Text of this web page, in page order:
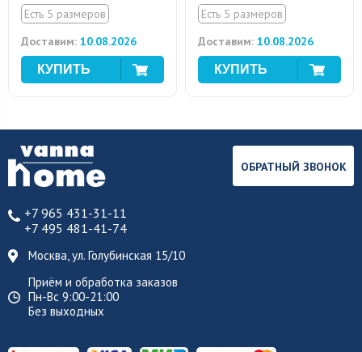
Есть 5 размеров
Доставим: 10.08.2026
Есть 5 размеров
Доставим: 10.08.2026
+7 965 431-31-11
+7 495 481-41-74
Москва, ул. Голубинская 15/10
Приём и обработка заказов
Пн-Вс 9:00-21:00
Без выходных
ОБРАТНЫЙ ЗВОНОК